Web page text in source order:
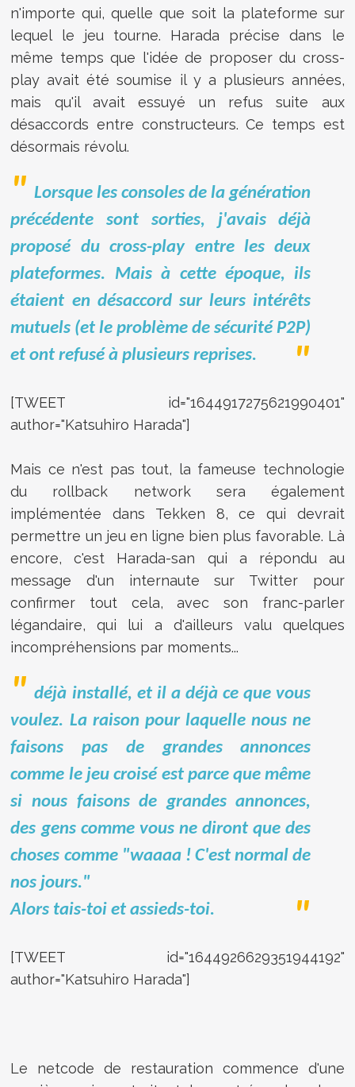
n'importe qui, quelle que soit la plateforme sur
lequel le jeu tourne. Harada précise dans le
même temps que l'idée de proposer du cross-
play avait été soumise il y a plusieurs années,
mais qu'il avait essuyé un refus suite aux
désaccords entre constructeurs. Ce temps est
désormais révolu.
Lorsque les consoles de la génération
précédente sont sorties, j'avais déjà
proposé du cross-play entre les deux
plateformes. Mais à cette époque, ils
étaient en désaccord sur leurs intérêts
mutuels (et le problème de sécurité P2P)
et ont refusé à plusieurs reprises.
[TWEET id="1644917275621990401"
author="Katsuhiro Harada"]
Mais ce n'est pas tout, la fameuse technologie
du rollback network sera également
implémentée dans Tekken 8, ce qui devrait
permettre un jeu en ligne bien plus favorable. Là
encore, c'est Harada-san qui a répondu au
message d'un internaute sur Twitter pour
confirmer tout cela, avec son franc-parler
légandaire, qui lui a d'ailleurs valu quelques
incompréhensions par moments...
déjà installé, et il a déjà ce que vous
voulez. La raison pour laquelle nous ne
faisons pas de grandes annonces
comme le jeu croisé est parce que même
si nous faisons de grandes annonces,
des gens comme vous ne diront que des
choses comme "waaaa ! C'est normal de
nos jours."
Alors tais-toi et assieds-toi.
[TWEET id="1644926629351944192"
author="Katsuhiro Harada"]
Le netcode de restauration commence d'une